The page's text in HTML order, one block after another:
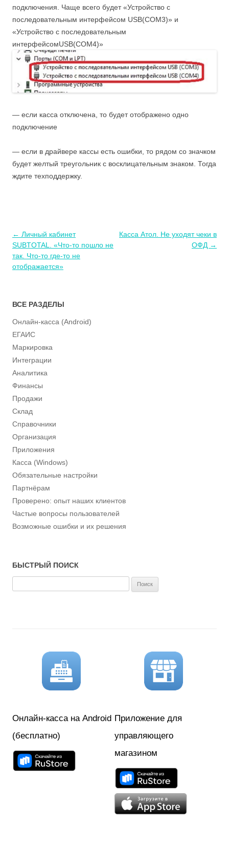
подключения. Чаще всего будет «Устройство с
последовательным интерфейсом USB(СОМ3)» и
«Устройство с последовательным
интерфейсомUSB(СОМ4)»
— если касса отключена, то будет отображено одно
подключение
— если в драйвере кассы есть ошибки, то рядом со значком
будет желтый треугольник с восклицательным знаком. Тогда
ждите техподдержку.
Навигация
по
записям
← Личный кабинет
SUBTOTAL. «Что-то пошло не
так. Что-то где-то не
отображается»
Касса Атол. Не уходят чеки в
ОФД →
ВСЕ РАЗДЕЛЫ
Онлайн-касса (Android)
ЕГАИС
Маркировка
Интеграции
Аналитика
Финансы
Продажи
Склад
Справочники
Организация
Приложения
Касса (Windows)
Обязательные настройки
Партнёрам
Проверено: опыт наших клиентов
Частые вопросы пользователей
Возможные ошибки и их решения
БЫСТРЫЙ ПОИСК
Онлайн-касса на Android
(бесплатно)
Приложение для
управляющего
магазином